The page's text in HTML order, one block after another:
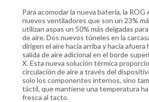
Para acomodar la nueva batería, la ROG
nuevos ventiladores que son un 23%
utilizan aspas un 50% más delgadas
de aire. Dos nuevos túneles en la
dirigen el aire hacia arriba y hacia afuera
salida de aire adicional en el borde
X. Esta nueva solución térmica
circulación de aire a través del
solo los componentes internos, sino
táctil, que mantiene una temperatura
fresca al tacto.